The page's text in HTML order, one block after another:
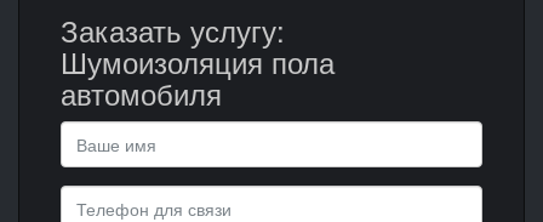
Заказать услугу:
Шумоизоляция пола
автомобиля